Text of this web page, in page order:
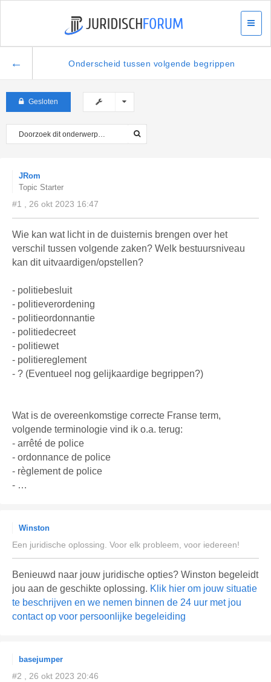
← Onderscheid tussen volgende begrippen
Gesloten
JRom
Topic Starter
#1 , 26 okt 2023 16:47
Wie kan wat licht in de duisternis brengen over het
verschil tussen volgende zaken? Welk bestuursniveau
kan dit uitvaardigen/opstellen?
- politiebesluit
- politieverordening
- politieordonnantie
- politiedecreet
- politiewet
- politiereglement
- ? (Eventueel nog gelijkaardige begrippen?)
Wat is de overeenkomstige correcte Franse term,
volgende terminologie vind ik o.a. terug:
- arrêté de police
- ordonnance de police
- règlement de police
- …
Winston
Een juridische oplossing. Voor elk probleem, voor iedereen!
Benieuwd naar jouw juridische opties? Winston begeleidt
jou aan de geschikte oplossing. Klik hier om jouw situatie
te beschrijven en we nemen binnen de 24 uur met jou
contact op voor persoonlijke begeleiding
basejumper
#2 , 26 okt 2023 20:46